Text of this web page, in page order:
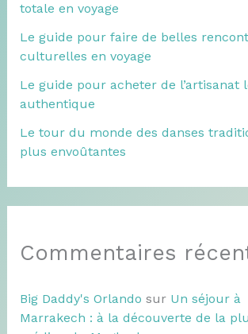
totale en voyage
Le guide pour faire de belles
culturelles en voyage
Le guide pour acheter de l’artisanat
authentique
Le tour du monde des danses
plus envoûtantes
Commentaires
Big Daddy's Orlando sur Un séjour à
Marrakech : à la découverte de la